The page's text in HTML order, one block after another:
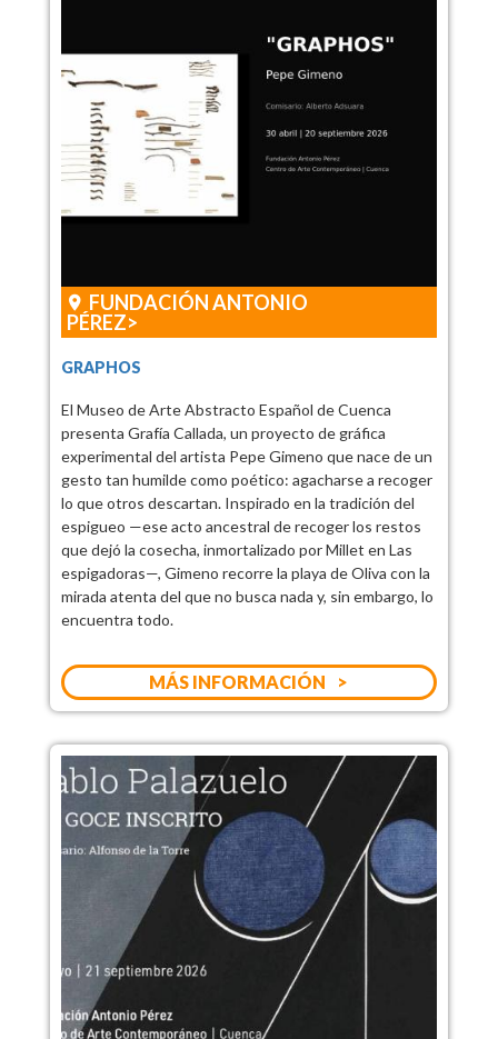
FUNDACIÓN ANTONIO
PÉREZ
GRAPHOS
El Museo de Arte Abstracto Español de Cuenca
presenta Grafía Callada, un proyecto de gráfica
experimental del artista Pepe Gimeno que nace de un
gesto tan humilde como poético: agacharse a recoger
lo que otros descartan. Inspirado en la tradición del
espigueo —ese acto ancestral de recoger los restos
que dejó la cosecha, inmortalizado por Millet en Las
espigadoras—, Gimeno recorre la playa de Oliva con la
mirada atenta del que no busca nada y, sin embargo, lo
encuentra todo.
MÁS INFORMACIÓN